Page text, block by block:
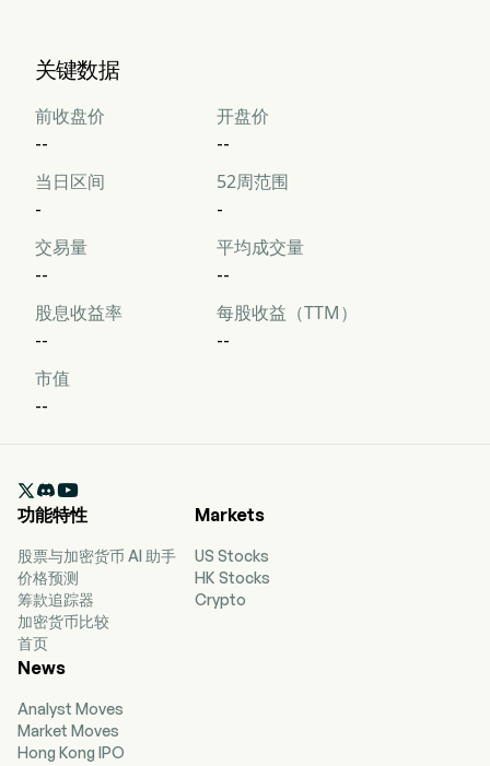
关键数据
前收盘价
--
开盘价
--
当日区间
-
52周范围
-
交易量
--
平均成交量
--
股息收益率
--
每股收益（TTM）
--
市值
--

功能特性
股票与加密货币 AI 助手
价格预测
筹款追踪器
加密货币比较
首页
Markets
US Stocks
HK Stocks
Crypto
News
Analyst Moves
Market Moves
Hong Kong IPO